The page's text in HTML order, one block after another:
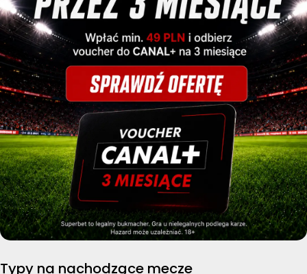
Typy na nachodzące mecze